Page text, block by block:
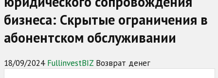
бизнеса: Скрытые ограничения в
абонентском обслуживании
18/09/2024 FullinvestBIZ Возврат денег